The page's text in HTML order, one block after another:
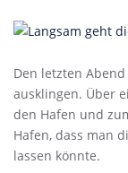
Den letzten
ausklingen. Über
den Hafen und
Hafen, dass man
lassen könnte.